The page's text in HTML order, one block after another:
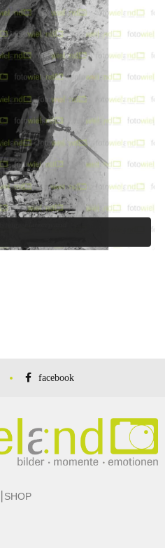
facebook
SHOP